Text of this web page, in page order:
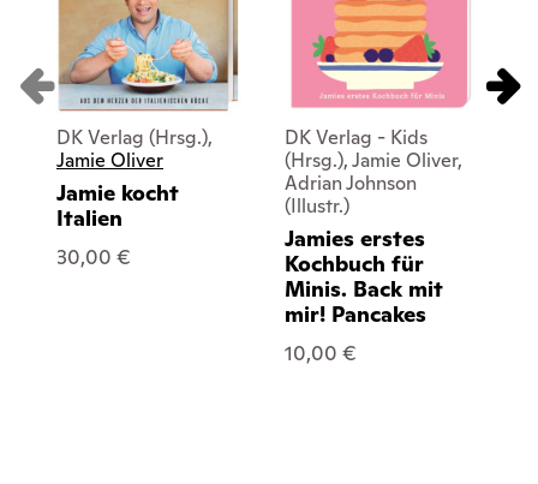
DK Verlag (Hrsg.),
Jamie Oliver
Jamie kocht
Italien
30,00 €
DK Verlag - Kids
(Hrsg.), Jamie Oliver,
Adrian Johnson
(Illustr.)
Jamies erstes
Kochbuch für
Minis. Back mit
mir! Pancakes
10,00 €